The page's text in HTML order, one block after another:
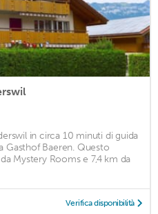
in circa 10 minuti di guida
Gasthof Baeren. Questo
Mystery Rooms e 7,4 km da
Verifica disponibilità